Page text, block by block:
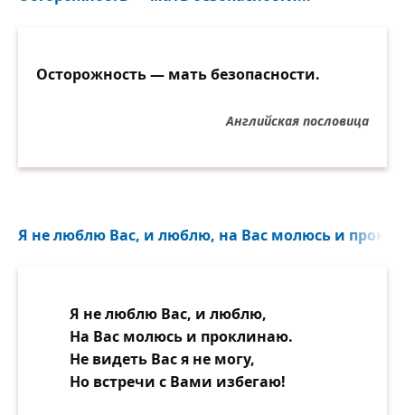
Осторожность — мать безопасности.
Английская пословица
Я не люблю Вас, и люблю, на Вас молюсь и
Я не люблю Вас, и люблю,
На Вас молюсь и проклинаю.
Не видеть Вас я не могу,
Но встречи с Вами избегаю!